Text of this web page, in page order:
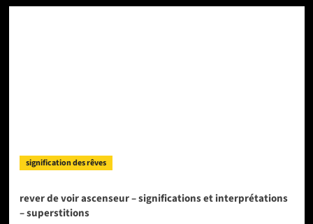
signification des rêves
rever de voir ascenseur – significations et interprétations
– superstitions